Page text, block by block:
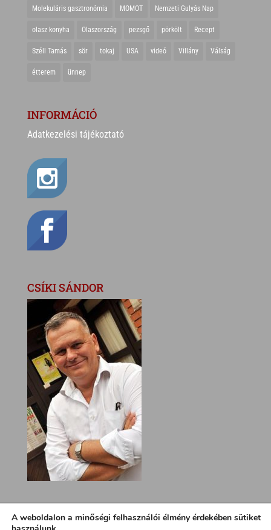
Molekuláris gasztronómia MOMOT Nemzeti Gulyás Nap
olasz konyha Olaszország pezsgő pörkölt Recept
Széll Tamás sör tokaj USA videó Villány Válság
étterem ünnep
INFORMÁCIÓ
Adatkezelési tájékoztató
CSÍKI SÁNDOR
A weboldalon a minőségi felhasználói élmény érdekében sütiket